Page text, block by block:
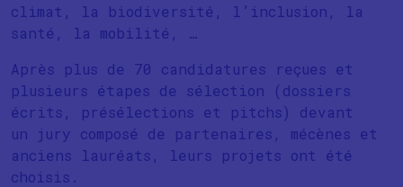
climat, la biodiversité, l’inclusion, la
santé, la mobilité, …
Après plus de 70 candidatures reçues et
plusieurs étapes de sélection (dossiers
écrits, présélections et pitchs) devant
un jury composé de partenaires, mécènes et
anciens lauréats, leurs projets ont été
choisis.